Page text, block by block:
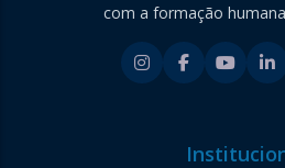
com a formação